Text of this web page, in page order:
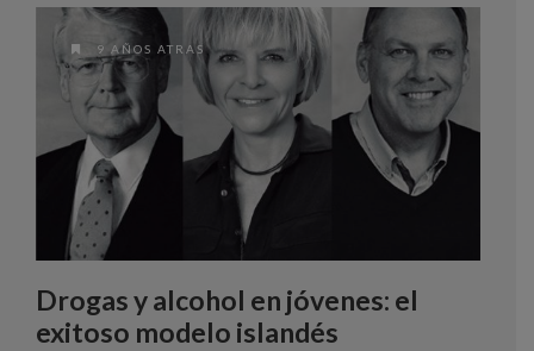
9 AÑOS ATRAS
Drogas y alcohol en jóvenes: el
exitoso modelo islandés